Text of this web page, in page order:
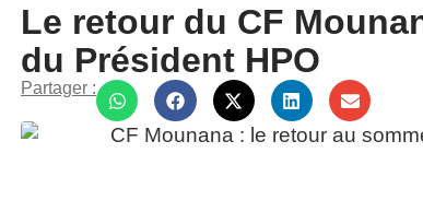
Le retour du CF
du Président HPO
Partager :